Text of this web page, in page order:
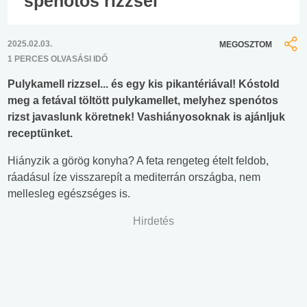
2025.02.03.
1 PERCES OLVASÁSI IDŐ
MEGOSZTOM
Pulykamell rizzsel... és egy kis pikantériával! Kóstold
meg a fetával töltött pulykamellet, melyhez spenótos
rizst javaslunk köretnek! Vashiányosoknak is ajánljuk
receptünket.
Hiányzik a görög konyha? A feta rengeteg ételt feldob,
ráadásul íze visszarepít a mediterrán országba, nem
mellesleg egészséges is.
Hirdetés